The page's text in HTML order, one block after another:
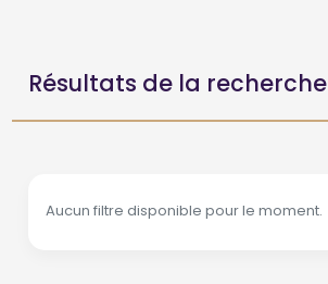
Résultats de la recherche
Aucun filtre disponible pour le moment.